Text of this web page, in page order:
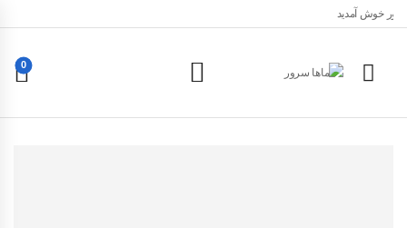
سرور خوش آمدید
0